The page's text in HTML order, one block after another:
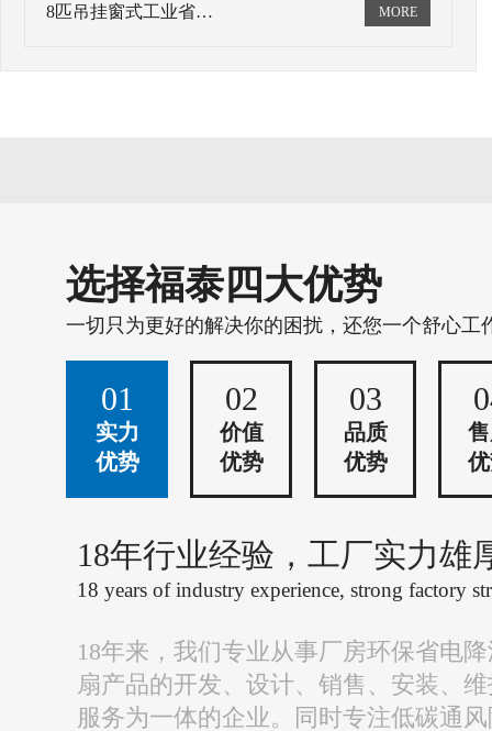
8匹吊挂窗式工业省…
选择福泰四大优势
一切只为更好的解决你的困扰，还您一个舒心工
01
实力
优势
02
价值
优势
03
品质
优势
18年行业经验，工厂实力雄
18 years of industry experience, strong factory
18年来，我们专业从事厂房环保省电
扇产品的开发、设计、销售、安装、
服务为一体的企业。同时专注低碳通